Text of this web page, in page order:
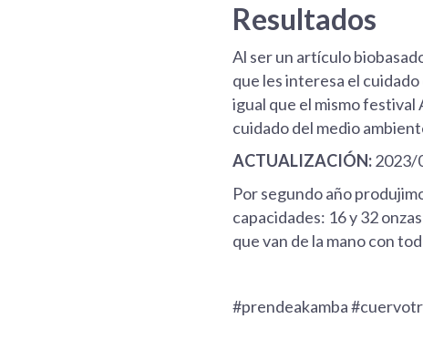
Resultados
Al ser un artículo
que les interesa el
igual que el mismo festival
cuidado del medio
ACTUALIZACIÓN:2023/
Por segundo año
capacidades: 16 y 32
que van de la mano con
#prendeakamba